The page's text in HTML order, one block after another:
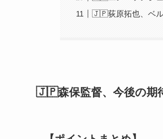
🇯🇵荻原拓也、ベ
🇯🇵森保監督、今後の期